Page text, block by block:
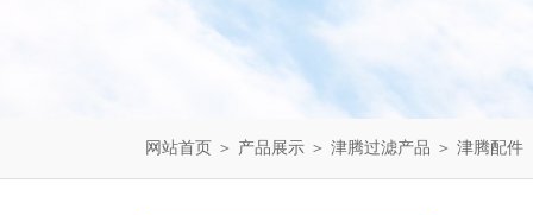
网站首页 ＞ 产品展示 ＞ 津腾过滤产品 ＞ 津腾配件